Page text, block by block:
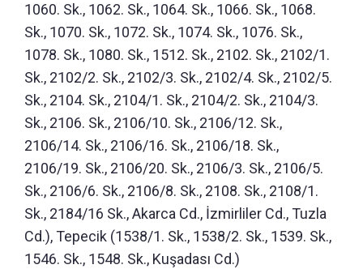
1060. Sk., 1062. Sk., 1064. Sk., 1066. Sk., 1068.
Sk., 1070. Sk., 1072. Sk., 1074. Sk., 1076. Sk.,
1078. Sk., 1080. Sk., 1512. Sk., 2102. Sk., 2102/1.
Sk., 2102/2. Sk., 2102/3. Sk., 2102/4. Sk., 2102/5.
Sk., 2104. Sk., 2104/1. Sk., 2104/2. Sk., 2104/3.
Sk., 2106. Sk., 2106/10. Sk., 2106/12. Sk.,
2106/14. Sk., 2106/16. Sk., 2106/18. Sk.,
2106/19. Sk., 2106/20. Sk., 2106/3. Sk., 2106/5.
Sk., 2106/6. Sk., 2106/8. Sk., 2108. Sk., 2108/1.
Sk., 2184/16 Sk., Akarca Cd., İzmirliler Cd., Tuzla
Cd.), Tepecik (1538/1. Sk., 1538/2. Sk., 1539. Sk.,
1546. Sk., 1548. Sk., Kuşadası Cd.)